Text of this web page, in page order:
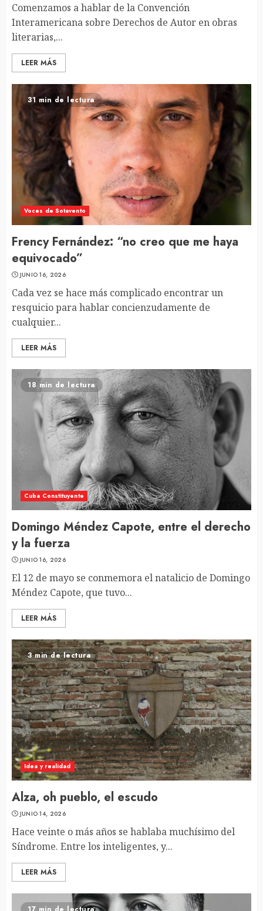
Comenzamos a hablar de la Convención
Interamericana sobre Derechos de Autor en obras
literarias,...
LEER MÁS
31 min de lectura
Voces de Sotavento
Frency Fernández: “no creo que me haya
equivocado”
JUNIO 16, 2026
Cada vez se hace más complicado encontrar un
resquicio para hablar concienzudamente de
cualquier...
LEER MÁS
18 min de lectura
Cuba Constituyente
Domingo Méndez Capote, entre el derecho
y la fuerza
JUNIO 16, 2026
El 12 de mayo se conmemora el natalicio de Domingo
Méndez Capote, que tuvo...
LEER MÁS
3 min de lectura
Idea y realidad
Alza, oh pueblo, el escudo
JUNIO 14, 2026
Hace veinte o más años se hablaba muchísimo del
Síndrome. Entre los inteligentes, y...
LEER MÁS